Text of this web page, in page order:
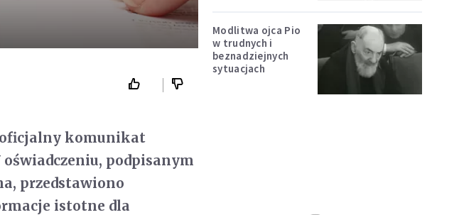
oficjalny komunikat
podpisanym
przedstawiono
istotne dla
Modlitwa ojca Pio
w trudnych i
beznadziejnych
sytuacjach